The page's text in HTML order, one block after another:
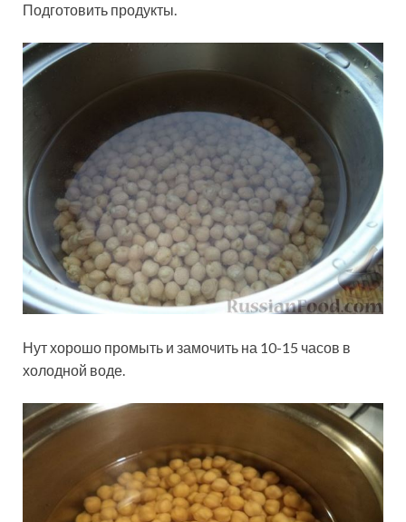
Подготовить продукты.
Нут хорошо промыть и замочить на 10-15 часов в
холодной воде.